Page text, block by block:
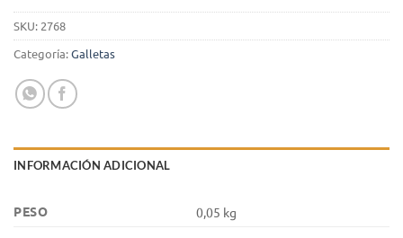
SKU: 2768
Categoría:Galletas
INFORMACIÓN ADICIONAL
PESO 0,05 kg